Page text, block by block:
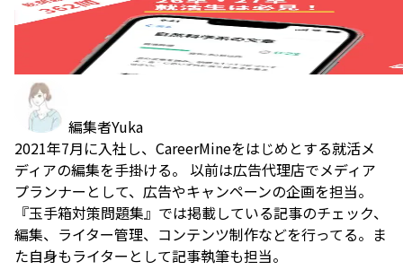
編集者Yuka
2021年7月に入社し、CareerMineをはじめとする就活メ
ディアの編集を手掛ける。 以前は広告代理店でメディア
プランナーとして、広告やキャンペーンの企画を担当。
『玉手箱対策問題集』では掲載している記事のチェック、
編集、ライター管理、コンテンツ制作などを行ってる。ま
た自身もライターとして記事執筆も担当。